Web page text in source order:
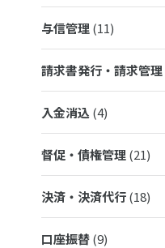
与信管理(11)
請求書発行・請求管理
入金消込 (4)
督促・債権管理(21)
決済・決済代行(18)
口座振替(9)